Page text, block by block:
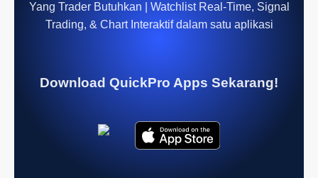
Yang Trader Butuhkan | Watchlist Real-Time, Signal
Trading, & Chart Interaktif dalam satu aplikasi
Download QuickPro Apps Sekarang!